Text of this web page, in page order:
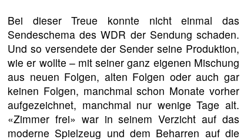
Bei dieser Treue konnte nicht einmal das
Sendeschema des WDR der Sendung schaden.
Und so versendete der Sender seine Produktion,
wie er wollte – mit seiner ganz eigenen Mischung
aus neuen Folgen, alten Folgen oder auch gar
keinen Folgen, manchmal schon Monate vorher
aufgezeichnet, manchmal nur wenige Tage alt.
«Zimmer frei» war in seinem Verzicht auf das
moderne Spielzeug und dem Beharren auf die